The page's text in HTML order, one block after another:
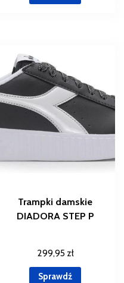
Trampki damskie
DIADORA STEP P
299,95 zł
Sprawdź